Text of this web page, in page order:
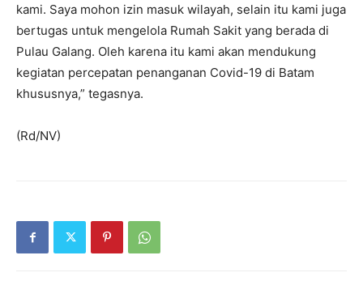
kami. Saya mohon izin masuk wilayah, selain itu kami juga
bertugas untuk mengelola Rumah Sakit yang berada di
Pulau Galang. Oleh karena itu kami akan mendukung
kegiatan percepatan penanganan Covid-19 di Batam
khususnya,” tegasnya.
(Rd/NV)